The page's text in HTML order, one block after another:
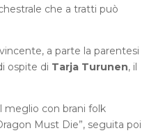
che a tratti può
a parte la parentesi
ospite di Tarja Turunen, il
meglio con brani folk
Must Die”, seguita poi